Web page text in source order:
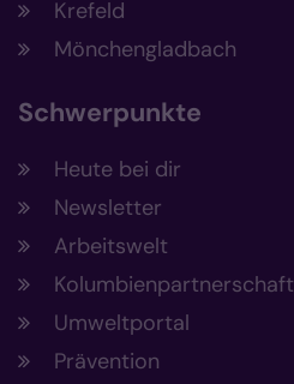
Krefeld
Mönchengladbach
Schwerpunkte
Heute bei dir
Newsletter
Arbeitswelt
Kolumbienpartnerschaft
Umweltportal
Prävention